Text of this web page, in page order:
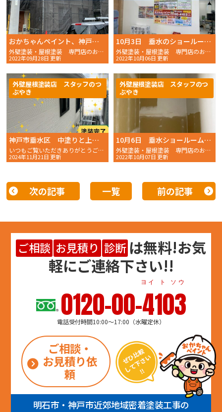
おかちゃんペイント、神戸垂水店ができる！？
外壁塗装・屋根塗装 専門店のおかちゃんペイントです！
2022年09月28日 更新
10月3日 垂水のショールームは？
外壁塗装・屋根塗装 専門店のおかちゃんペイントです！
2022年10月06日 更新
神戸市垂水区 中塗りと上塗り
いつもご覧いただきありがとうございます。 おかちゃんペイン
2024年11月21日 更新
外壁屋根塗装店 スタッフのつ
ぶやき
10月6日 垂水ショールームの様子
外壁塗装・屋根塗装 専門店のおかちゃんペイントです！
2022年10月07日 更新
外壁屋根塗装店 スタッフのつ
ぶやき
次の記事 一覧 前の記事
ご相談 お見積り 診断 は無料!お気
軽にご連絡下さい!!
0120-00-4103
ヨイ ト ソウ
電話受付時間10:00～17:00（水曜定休）
ご相談・
お見積り依
頼
明石市・神戸市近郊地域密着塗装工事の